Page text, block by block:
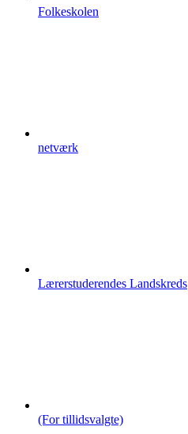
Folkeskolen
netværk
Lærerstuderendes Landskreds
(For tillidsvalgte)